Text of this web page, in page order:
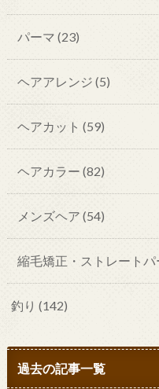
パーマ (23)
ヘアアレンジ (5)
ヘアカット (59)
ヘアカラー (82)
メンズヘア (54)
縮毛矯正・ストレートパ
釣り (142)
過去の記事一覧